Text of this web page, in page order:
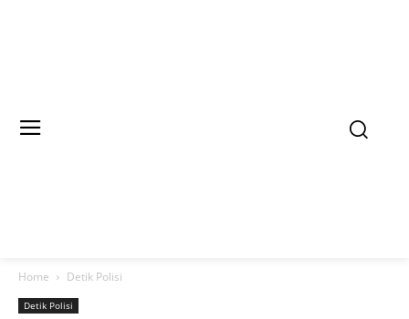
Home Detik Polisi
Detik Polisi